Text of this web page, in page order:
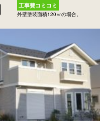
工事費コミコミ
外壁塗装面積120㎡の場合。